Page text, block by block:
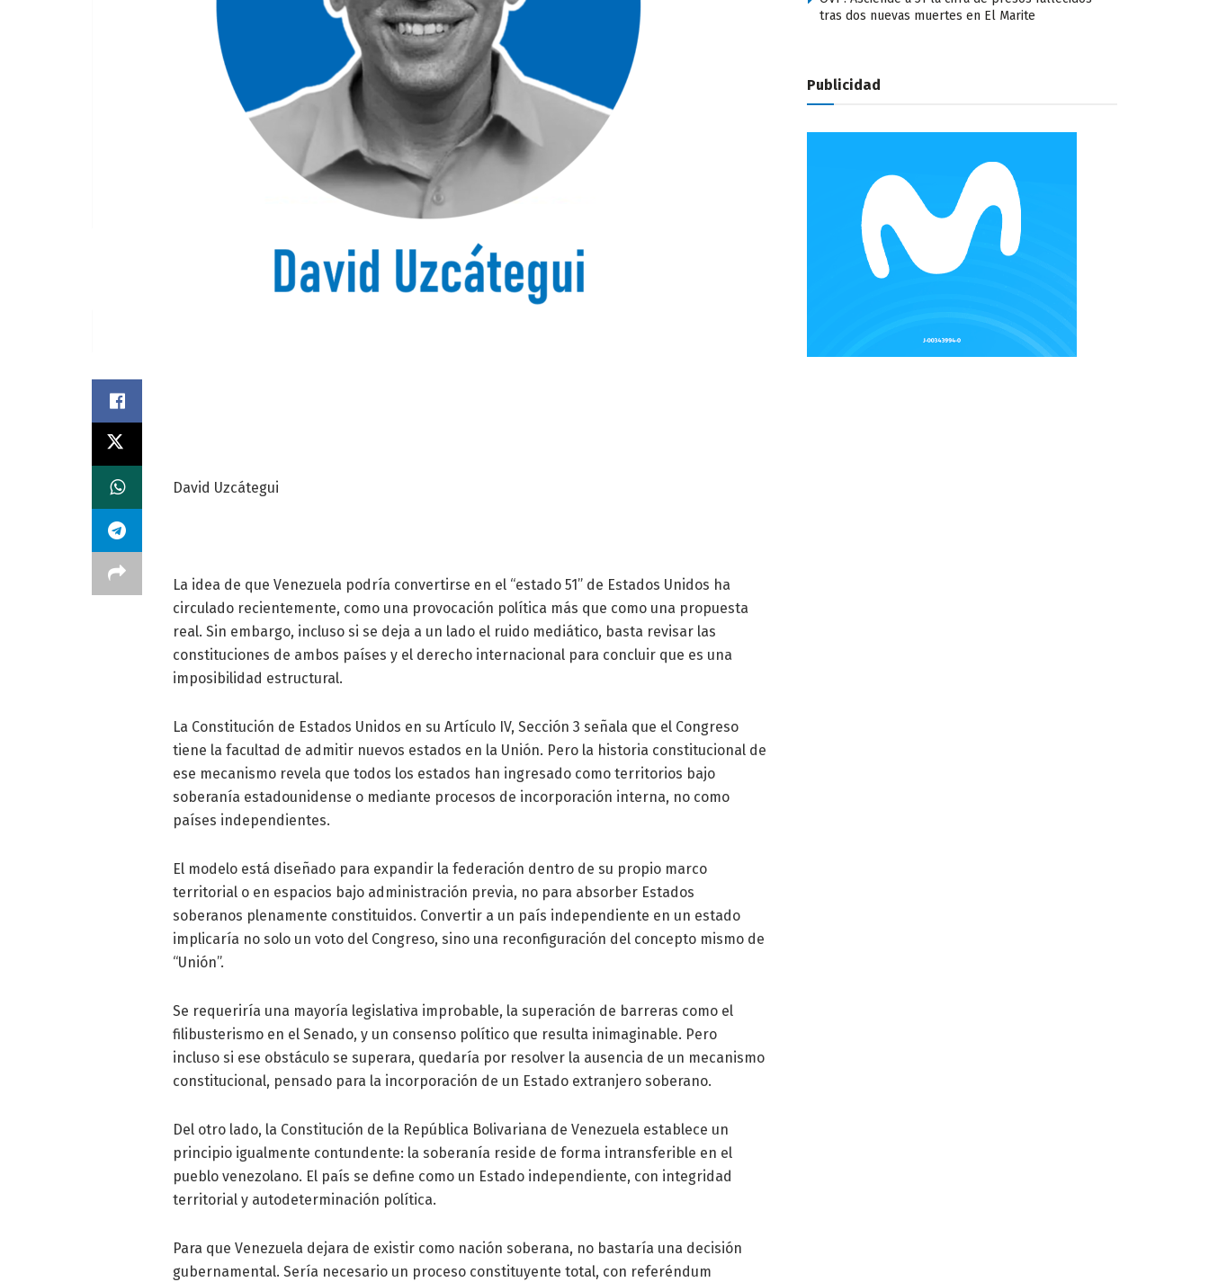
David Uzcátegui
La idea de que Venezuela podría convertirse en el “estado 51” de Estados Unidos ha
circulado recientemente, como una provocación política más que como una propuesta
real. Sin embargo, incluso si se deja a un lado el ruido mediático, basta revisar las
constituciones de ambos países y el derecho internacional para concluir que es una
imposibilidad estructural.
La Constitución de Estados Unidos en su Artículo IV, Sección 3 señala que el Congreso
tiene la facultad de admitir nuevos estados en la Unión. Pero la historia constitucional de
ese mecanismo revela que todos los estados han ingresado como territorios bajo
soberanía estadounidense o mediante procesos de incorporación interna, no como
países independientes.
El modelo está diseñado para expandir la federación dentro de su propio marco
territorial o en espacios bajo administración previa, no para absorber Estados
soberanos plenamente constituidos. Convertir a un país independiente en un estado
implicaría no solo un voto del Congreso, sino una reconfiguración del concepto mismo de
“Unión”.
Se requeriría una mayoría legislativa improbable, la superación de barreras como el
filibusterismo en el Senado, y un consenso político que resulta inimaginable. Pero
incluso si ese obstáculo se superara, quedaría por resolver la ausencia de un mecanismo
constitucional, pensado para la incorporación de un Estado extranjero soberano.
Del otro lado, la Constitución de la República Bolivariana de Venezuela establece un
principio igualmente contundente: la soberanía reside de forma intransferible en el
pueblo venezolano. El país se define como un Estado independiente, con integridad
territorial y autodeterminación política.
Para que Venezuela dejara de existir como nación soberana, no bastaría una decisión
gubernamental. Sería necesario un proceso constituyente total, con referéndum
tras dos nuevas muertes en El Marite
Publicidad